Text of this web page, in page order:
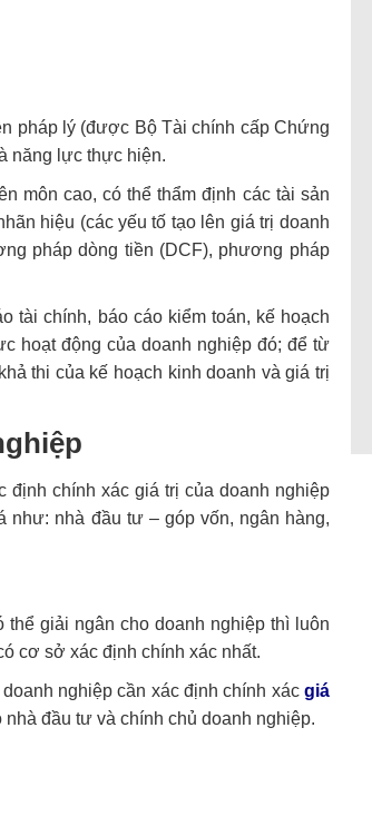
pháp lý (được Bộ Tài chính cấp Chứng
năng lực thực hiện.
môn cao, có thể thẩm định các tài sản
hiệu (các yếu tố tạo lên giá trị doanh
pháp dòng tiền (DCF), phương pháp
tài chính, báo cáo kiểm toán, kế hoạch
hoạt động của doanh nghiệp đó; để từ
thi của kế hoạch kinh doanh và giá trị
định chính xác giá trị của doanh nghiệp
như: nhà đầu tư – góp vốn, ngân hàng,
giải ngân cho doanh nghiệp thì luôn
cơ sở xác định chính xác nhất.
nghiệp cần xác định chính xác giá
đầu tư và chính chủ doanh nghiệp.